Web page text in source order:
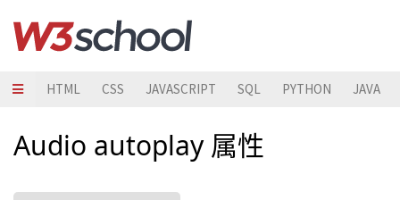
HTML CSS JAVASCRIPT SQL PYTHON JAVA
Audio autoplay 属性